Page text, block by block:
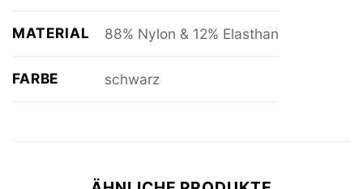
MATERIAL 88% Nylon & 12% Elasthan
FARBE schwarz